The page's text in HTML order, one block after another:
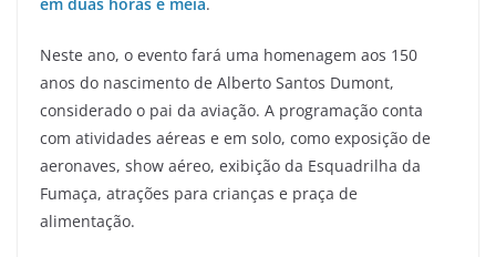
Neste ano, o evento fará uma homenagem aos 150
anos do nascimento de Alberto Santos Dumont,
considerado o pai da aviação. A programação conta
com atividades aéreas e em solo, como exposição de
aeronaves, show aéreo, exibição da Esquadrilha da
Fumaça, atrações para crianças e praça de
alimentação.